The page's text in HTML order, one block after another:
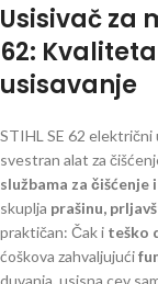
Usisivač za
62:
usisavanje
STIHL SE 62 električni
svestran alat za
službama za
skuplja prašinu,
praktičan: Čak i teško
ćoškova zahvaljujući
duvanja, usisna cev